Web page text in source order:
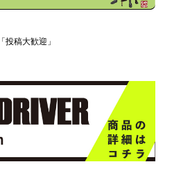
稿大歓迎」